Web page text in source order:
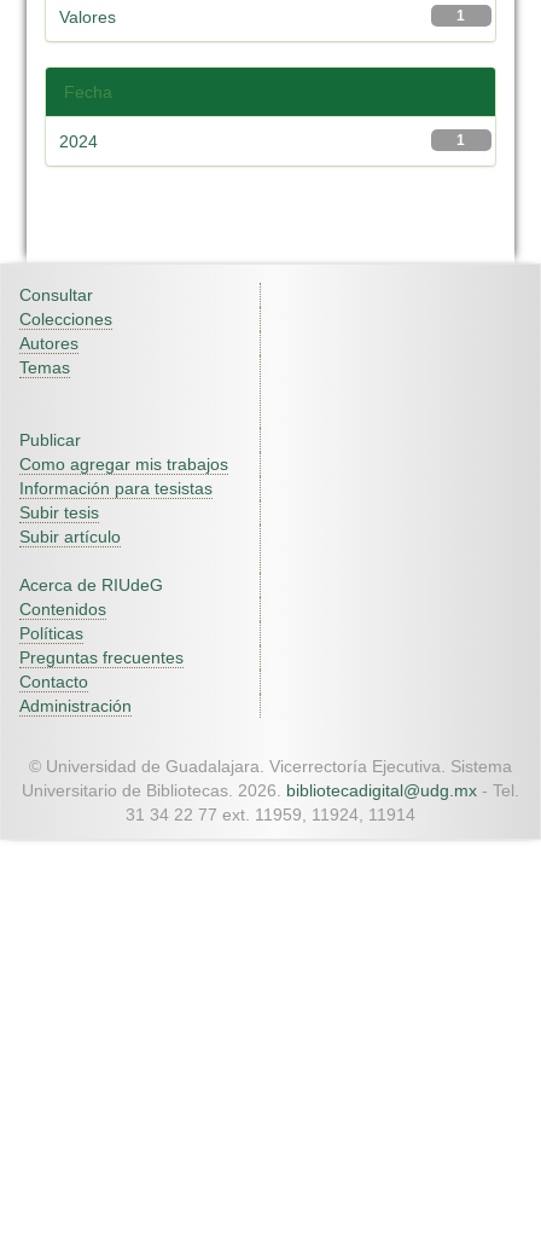
1
Valores
Fecha
1
2024
Consultar
Colecciones
Autores
Temas
Publicar
Como agregar mis trabajos
Información para tesistas
Subir tesis
Subir artículo
Acerca de RIUdeG
Contenidos
Políticas
Preguntas frecuentes
Contacto
Administración
© Universidad de Guadalajara. Vicerrectoría Ejecutiva. Sistema
Universitario de Bibliotecas. 2026. bibliotecadigital@udg.mx - Tel.
31 34 22 77 ext. 11959, 11924, 11914